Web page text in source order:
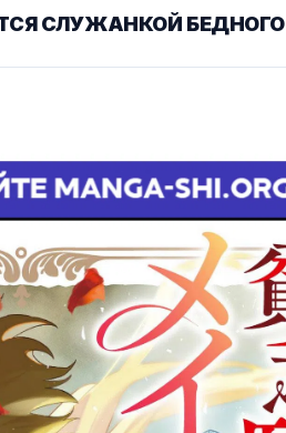
СЛУЖАНКОЙ БЕДНОГО